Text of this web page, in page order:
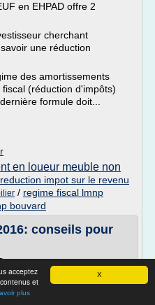
X
acceptez
et
plus
en EHPAD offre 2
cherchant
une réduction
des amortissements
(réduction d'impôts)
formule doit...
en loueur meuble non
impot sur le revenu
/ regime fiscal lmnp
bouvard
conseils pour
: avantages
non professionel :
professionnelle